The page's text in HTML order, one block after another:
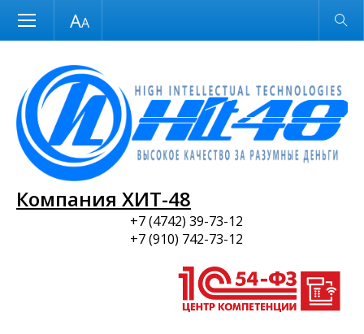
Размер шрифта Обычная версия
Компания ХИТ-48
+7 (4742) 39-73-12
+7 (910) 742-73-12